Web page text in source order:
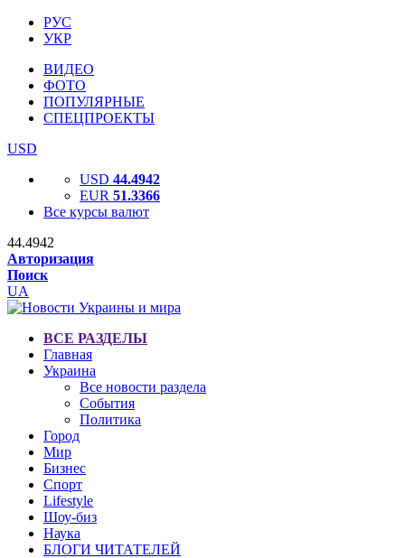
РУС
УКР
ВИДЕО
ФОТО
ПОПУЛЯРНЫЕ
СПЕЦПРОЕКТЫ
USD
USD 44.4942
EUR 51.3366
Все курсы валют
44.4942
Авторизация
Поиск
UA
ВСЕ РАЗДЕЛЫ
Главная
Украина
Все новости раздела
События
Политика
Город
Мир
Бизнес
Спорт
Lifestyle
Шоу-биз
Наука
БЛОГИ ЧИТАТЕЛЕЙ